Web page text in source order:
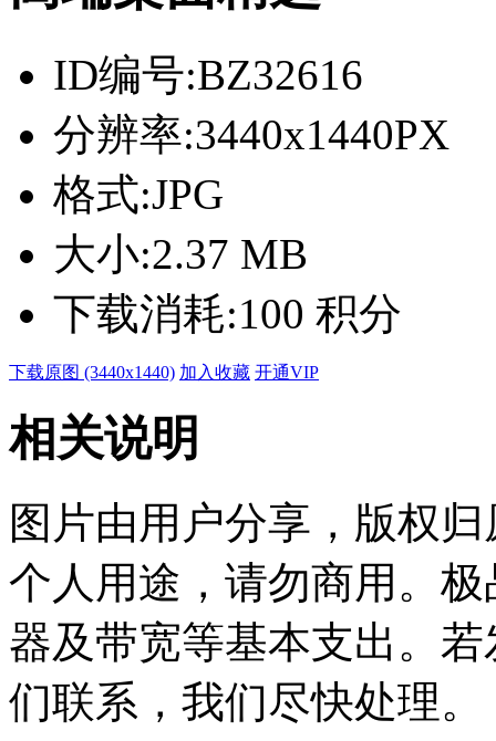
ID编号:BZ32616
分辨率:3440x1440PX
格式:JPG
大小:2.37 MB
下载消耗:100 积分
下载原图 (3440x1440) 加入收藏 开通VIP
相关说明
图片由用户分享，版权
个人用途，请勿商用。
器及带宽等基本支出。
们联系，我们尽快处理。